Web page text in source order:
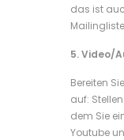
das ist
5. Video/
Bereiten
auf:
dem Sie
Youtube